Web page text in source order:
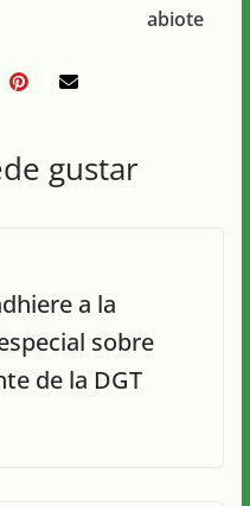
abiote
gustar
a la
sobre
de la DGT